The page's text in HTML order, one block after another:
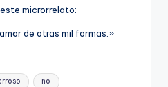
microrrelato:
de otras mil formas.»
no